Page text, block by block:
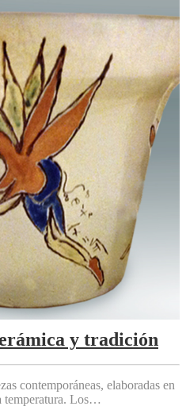
y tradición
contemporáneas, elaboradas en
temperatura. Los…